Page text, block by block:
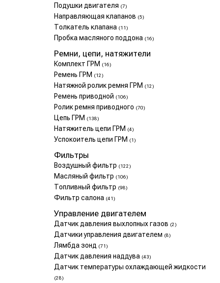
Подушки двигателя (7)
Направляющая клапанов (5)
Толкатель клапана (11)
Пробка масляного поддона (16)
Ремни, цепи, натяжители
Комплект ГРМ (16)
Ремень ГРМ (12)
Натяжной ролик ремня ГРМ (12)
Ремень приводной (106)
Ролик ремня приводного (70)
Цепь ГРМ (138)
Натяжитель цепи ГРМ (4)
Успокоитель цепи ГРМ (1)
Фильтры
Воздушный фильтр (122)
Масляный фильтр (106)
Топливный фильтр (98)
Фильтр салона (41)
Управление двигателем
Датчик давления выхлопных газов (2)
Датчики управления двигателем (8)
Лямбда зонд (71)
Датчик давления наддува (43)
Датчик температуры охлаждающей жидкости
(28)